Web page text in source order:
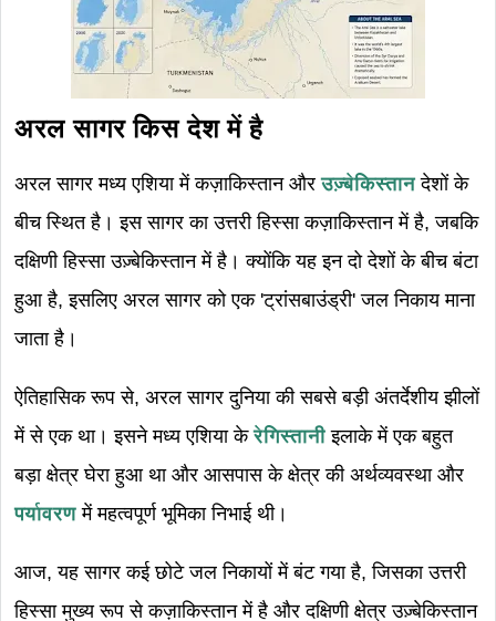
अरल सागर किस देश में है
अरल सागर मध्य एशिया में कज़ाकिस्तान औरउज़्बेकिस्तानदेशों के
बीच स्थित है। इस सागर का उत्तरी हिस्सा कज़ाकिस्तान में है, जबकि
दक्षिणी हिस्सा उज़्बेकिस्तान में है। क्योंकि यह इन दो देशों के बीच बंटा
हुआ है, इसलिए अरल सागर को एक 'ट्रांसबाउंड्री' जल निकाय माना
जाता है।
ऐतिहासिक रूप से, अरल सागर दुनिया की सबसे बड़ी अंतर्देशीय झीलों
में से एक था। इसने मध्य एशिया केरेगिस्तानीइलाके में एक बहुत
बड़ा क्षेत्र घेरा हुआ था और आसपास के क्षेत्र की अर्थव्यवस्था और
पर्यावरणमें महत्वपूर्ण भूमिका निभाई थी।
आज, यह सागर कई छोटे जल निकायों में बंट गया है, जिसका उत्तरी
हिस्सा मुख्य रूप से कज़ाकिस्तान में है और दक्षिणी क्षेत्र उज़्बेकिस्तान